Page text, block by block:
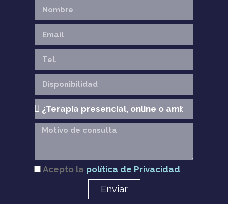
Acepto la política de Privacidad
Enviar